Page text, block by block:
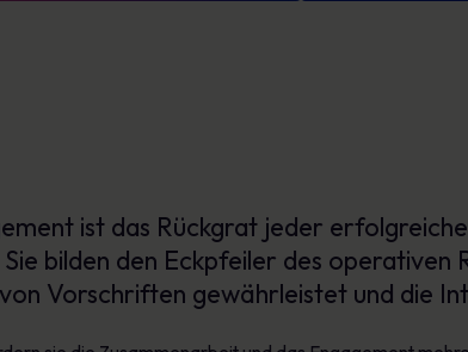
ist das Rückgrat jeder
bilden den Eckpfeiler des operativen
Vorschriften gewährleistet und die